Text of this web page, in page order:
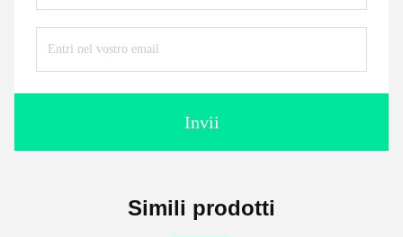
Invii
Simili prodotti